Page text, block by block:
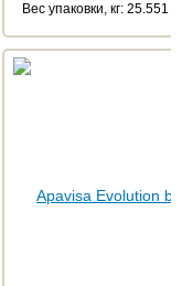
Веc упаковки, кг: 25.551